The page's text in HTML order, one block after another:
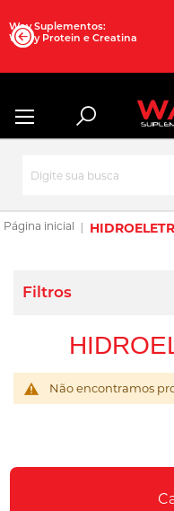
Way Suplementos:
Whey Protein e Creatina
Não encontramos